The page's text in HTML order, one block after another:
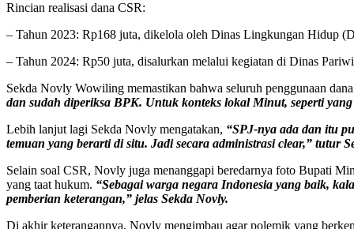
Rincian realisasi dana CSR:
– Tahun 2023: Rp168 juta, dikelola oleh Dinas Lingkungan Hidup
– Tahun 2024: Rp50 juta, disalurkan melalui kegiatan di Dinas
Sekda Novly Wowiling memastikan bahwa seluruh penggunaan
dan sudah diperiksa BPK. Untuk konteks lokal Minut, seperti
Lebih lanjut lagi Sekda Novly mengatakan, “SPJ-nya ada dan itu
temuan yang berarti di situ. Jadi secara administrasi clear,” tutur
Selain soal CSR, Novly juga menanggapi beredarnya foto Bupati
yang taat hukum. “Sebagai warga negara Indonesia yang baik,
pemberian keterangan,” jelas Sekda Novly.
Di akhir keterangannya, Novly mengimbau agar polemik yang